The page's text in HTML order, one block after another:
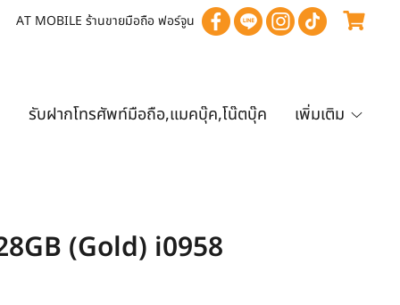
AT MOBILE ร้านขายมือถือ ฟอร์จูน
รับฝากโทรศัพท์มือถือ,แมคบุ๊ค,โน๊ตบุ๊ค เพิ่มเติม
(Gold) i0958